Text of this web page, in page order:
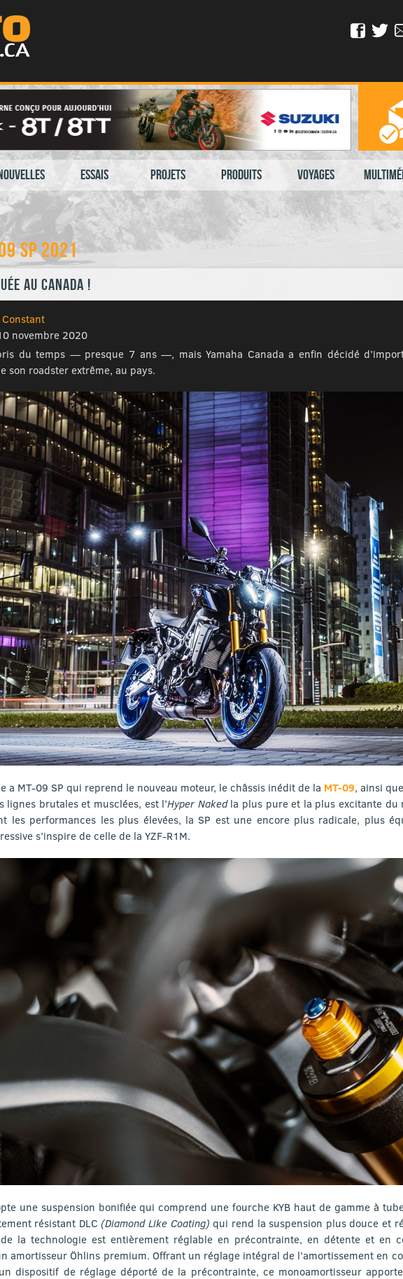
Essais Projets Produits Voyages
SP 2021
au Canada !
novembre 2020
du temps — presque 7 ans —, mais Yamaha Canada a enfin décidé
son roadster extrême, au pays.
a MT-09 SP qui reprend le nouveau moteur, le châssis inédit de la MT-09, ainsi
lignes brutales et musclées, est l’Hyper Nakedla plus pure et la plus excitante du
les performances les plus élevées, la SP est une encore plus radicale, plus
s’inspire de celle de la YZF-R1M.
une suspension bonifiée qui comprend une fourche KYB haut de gamme à
résistant DLC (Diamond Like Coating) qui rend la suspension plus douce et
la technologie est entièrement réglable en précontrainte, en détente et en
amortisseur Öhlins premium. Offrant un réglage intégral de l’amortissement en
dispositif de réglage déporté de la précontrainte, ce monoamortisseur